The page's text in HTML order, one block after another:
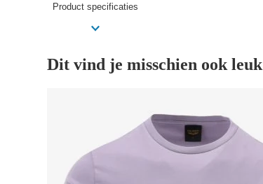
Product specificaties
Dit vind je misschien ook leuk